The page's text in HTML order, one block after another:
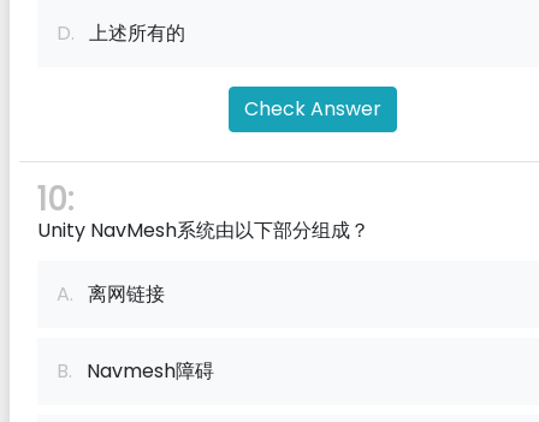
D. 上述所有的
Check Answer
10:
Unity NavMesh系统由以下部分组成？
A. 离网链接
B. Navmesh障碍